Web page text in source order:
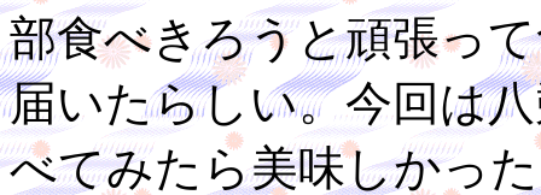
部食べきろうと頑張っ
届いたらしい。今回は
べてみたら美味しかっ